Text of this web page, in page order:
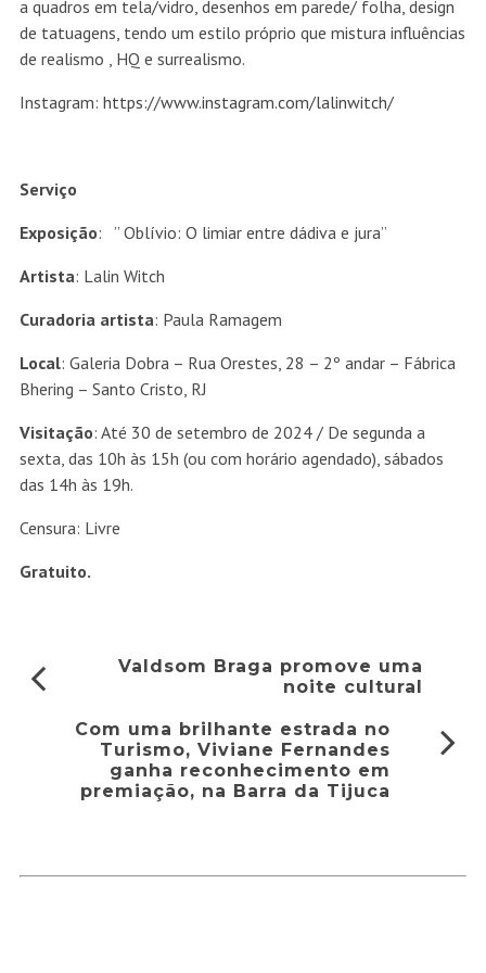
a quadros em tela/vidro, desenhos em parede/ folha, design
de tatuagens, tendo um estilo próprio que mistura influências
de realismo , HQ e surrealismo.
Instagram: https://www.instagram.com/lalinwitch/
Serviço
Exposição: ” Oblívio: O limiar entre dádiva e jura”
Artista: Lalin Witch
Curadoria artista: Paula Ramagem
Local: Galeria Dobra – Rua Orestes, 28 – 2º andar – Fábrica
Bhering – Santo Cristo, RJ
Visitação: Até 30 de setembro de 2024 / De segunda a
sexta, das 10h às 15h (ou com horário agendado), sábados
das 14h às 19h.
Censura: Livre
Gratuito.
Valdsom Braga promove uma
noite cultural
Com uma brilhante estrada no
Turismo, Viviane Fernandes
ganha reconhecimento em
premiação, na Barra da Tijuca